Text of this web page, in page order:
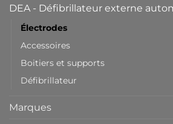
DEA - Défibrillateur externe
Électrodes
Accessoires
Boitiers et supports
Défibrillateur
Marques